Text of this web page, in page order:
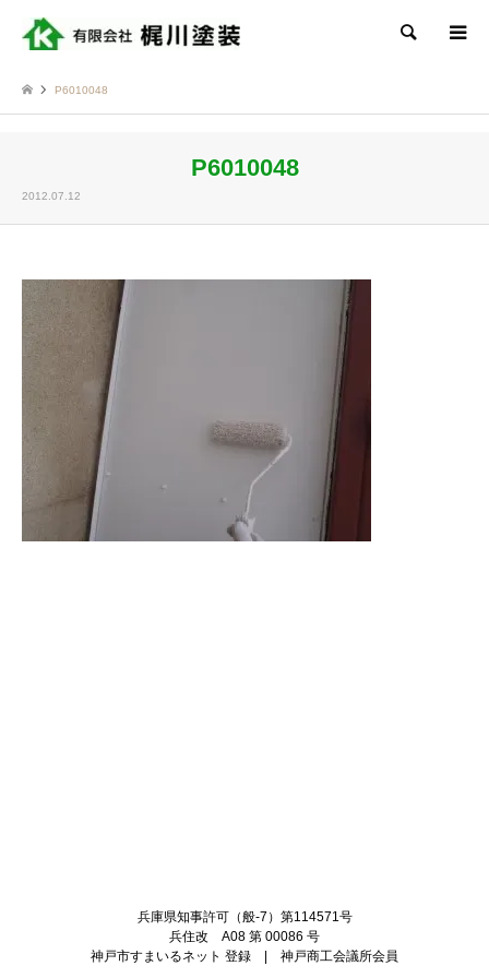
検索
P6010048
P6010048
2012.07.12
兵庫県知事許可（般-7）第114571号
兵住改 A08 第 00086 号
神戸市すまいるネット 登録 | 神戸商工会議所会員